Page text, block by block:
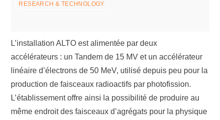
RESEARCH & TECHNOLOGY
L’installation ALTO est alimentée par deux
accélérateurs : un Tandem de 15 MV et un accélérateur
linéaire d’électrons de 50 MeV, utilisé depuis peu pour la
production de faisceaux radioactifs par photofission.
L’établissement offre ainsi la possibilité de produire au
même endroit des faisceaux d’agrégats pour la physique